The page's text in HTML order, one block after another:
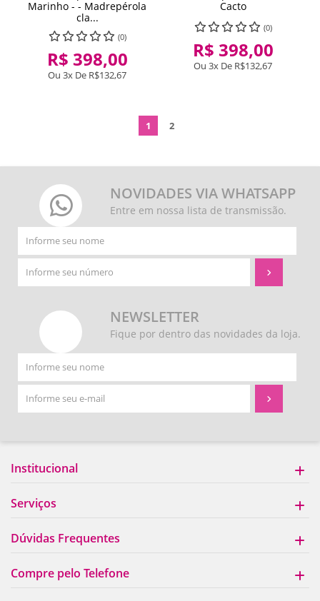
Marinho - - Madrepérola
cla...
(0)
R$ 398,00
Ou 3x De R$132,67
Cacto
(0)
R$ 398,00
Ou 3x De R$132,67
1 2
NOVIDADES VIA WHATSAPP
Entre em nossa lista de transmissão.
NEWSLETTER
Fique por dentro das novidades da loja.
Institucional
Serviços
Dúvidas Frequentes
Compre pelo Telefone